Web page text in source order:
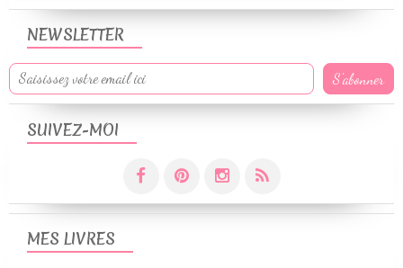
NEWSLETTER
SUIVEZ-MOI
MES LIVRES